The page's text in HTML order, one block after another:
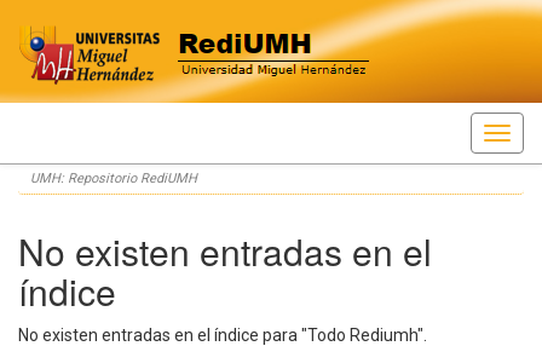
Skip
navigation
UMH: Repositorio RediUMH
No existen entradas en el
índice
No existen entradas en el índice para "Todo Rediumh".